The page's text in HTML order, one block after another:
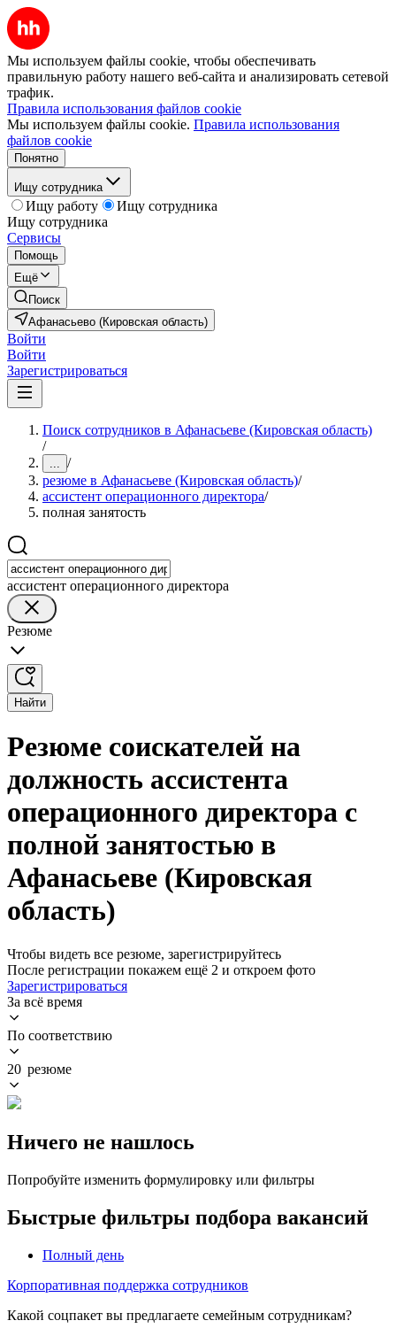
Мы используем файлы cookie, чтобы обеспечивать
правильную работу нашего веб-сайта и анализировать сетевой
трафик.
Правила использования файлов cookie
Мы используем файлы cookie. Правила использования
файлов cookie
Понятно
Ищу сотрудника
Ищу работу
Ищу сотрудника
Ищу сотрудника
Сервисы
Помощь
Ещё
Поиск
Афанасьево (Кировская область)
Войти
Войти
Зарегистрироваться
Поиск сотрудников в Афанасьеве (Кировская область)
/
... /
резюме в Афанасьеве (Кировская область)/
ассистент операционного директора/
полная занятость
ассистент операционного директора
Резюме
Найти
Резюме соискателей на
должность ассистента
операционного директора с
полной занятостью в
Афанасьеве (Кировская
область)
Чтобы видеть все резюме, зарегистрируйтесь
После регистрации покажем ещё 2 и откроем фото
Зарегистрироваться
За всё время
По соответствию
20 резюме
Ничего не нашлось
Попробуйте изменить формулировку или фильтры
Быстрые фильтры подбора вакансий
Полный день
Корпоративная поддержка сотрудников
Какой соцпакет вы предлагаете семейным сотрудникам?